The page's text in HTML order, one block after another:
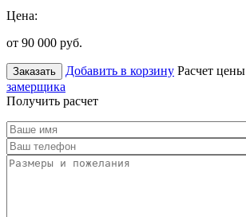
Цена:
от 90 000 руб.
Заказать Добавить в корзину Расчет цены
замерщика
Получить расчет